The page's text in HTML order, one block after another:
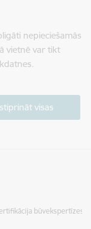
nepieciešamās
vietnē var tikt
visas
būvekspertīzes